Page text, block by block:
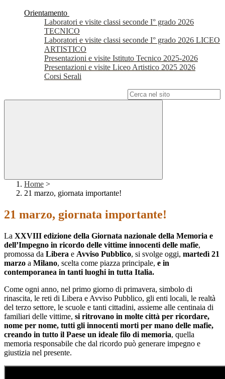
Orientamento
Laboratori e visite classi seconde I° grado 2026
TECNICO
Laboratori e visite classi seconde I° grado 2026 LICEO
ARTISTICO
Presentazioni e visite Istituto Tecnico 2025-2026
Presentazioni e visite Liceo Artistico 2025 2026
Corsi Serali
Home >
21 marzo, giornata importante!
21 marzo, giornata importante!
La XXVIII edizione della Giornata nazionale della Memoria e
dell’Impegno in ricordo delle vittime innocenti delle mafie,
promossa da Libera e Avviso Pubblico, si svolge oggi, martedì 21
marzo a Milano, scelta come piazza principale, e in
contemporanea in tanti luoghi in tutta Italia.
Come ogni anno, nel primo giorno di primavera, simbolo di
rinascita, le reti di Libera e Avviso Pubblico, gli enti locali, le realtà
del terzo settore, le scuole e tanti cittadini, assieme alle centinaia di
familiari delle vittime, si ritrovano in molte città per ricordare,
nome per nome, tutti gli innocenti morti per mano delle mafie,
creando in tutto il Paese un ideale filo di memoria, quella
memoria responsabile che dal ricordo può generare impegno e
giustizia nel presente.